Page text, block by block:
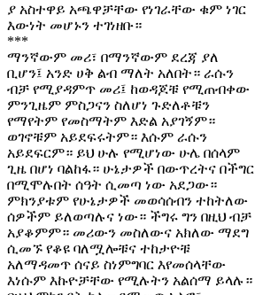
ያ አስተዋይ አጫዋቻቸው የነገራቸው ቁም ነገር
እውነት መሆኑን ተገነዘቡ።
***
ማንኛውም መሪ፣ በማንኛውም ደረጃ ያለ
ቢሆን፤ አንድ ሀቅ ልብ ማለት አለበት። ራሱን
ብቻ የሚያዳምጥ መሪ፤ ከወዳጆቹ የሚጠብቀው
ምንጊዜም ምስጋናን ስለሆነ ጉድለቶቹን
የማየትም የመስማትም እድል አያገኝም።
ወገኖቹም አይደፍሩትም። እሱም ራሱን
አይደፍርም። ይህ ሁሉ የሚሆነው ሁሌ በሰላም
ጊዜ በሆነ ባልከፋ። ሁኔታዎች በውጥረትና በችግር
በሚሞሉበት ሰዓት ሲመጣ ነው አደጋው።
ምክንያቱም የሁኔታዎች መወሳሰብን ተከትለው
ሰዎችም ይለወጣሉና ነው። ችግሩ ግን በዚህ ብቻ
አያቆምም። መሪውን መስለውና አክለው ማደግ
ሲመኙ የቆዩ ባለሟሎቹና ተከታዮቹ
አለማዳመጥ ሰናይ ስነምግባር እየመሰላቸው
እነሱም እኩዮቻቸው የሚሉትን አልሰማ ይላሉ።